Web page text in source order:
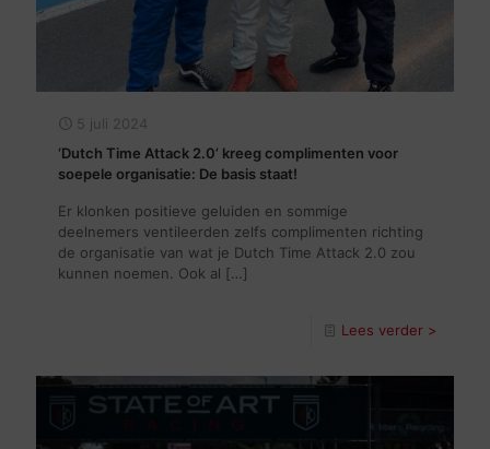
5 juli 2024
‘Dutch Time Attack 2.0’ kreeg complimenten voor
soepele organisatie: De basis staat!
Er klonken positieve geluiden en sommige
deelnemers ventileerden zelfs complimenten richting
de organisatie van wat je Dutch Time Attack 2.0 zou
kunnen noemen. Ook al […]
Lees verder >